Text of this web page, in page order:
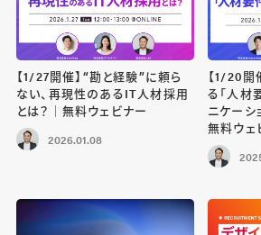
【1/27開催】“勘と経験”に頼ら
ない、再現性のあるIT人材採用
とは？｜無料ウェビナー
2026.01.08
【1/20開
る「人材
ニケーシ
無料ウェ